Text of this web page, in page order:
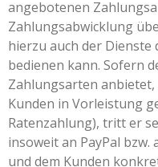
angebotenen
Zahlungsabwicklung
hierzu auch der
bedienen kann. Sofern
Zahlungsarten
Kunden in Vorleistung
Ratenzahlung), tritt er
insoweit an PayPal
und dem Kunden